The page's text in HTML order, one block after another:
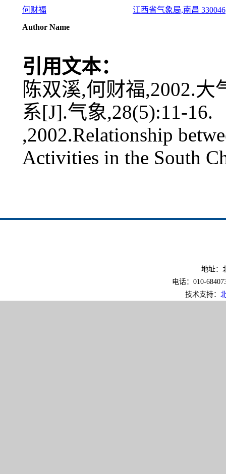
何财福
江西省气象局,南昌 330046
Author Name
引用文本：
陈双溪,何财福,2002.
系[J].气象,28(5):11-16.
,2002.Relationship
Activities in the South
地址：
电话：010-
技术支持：